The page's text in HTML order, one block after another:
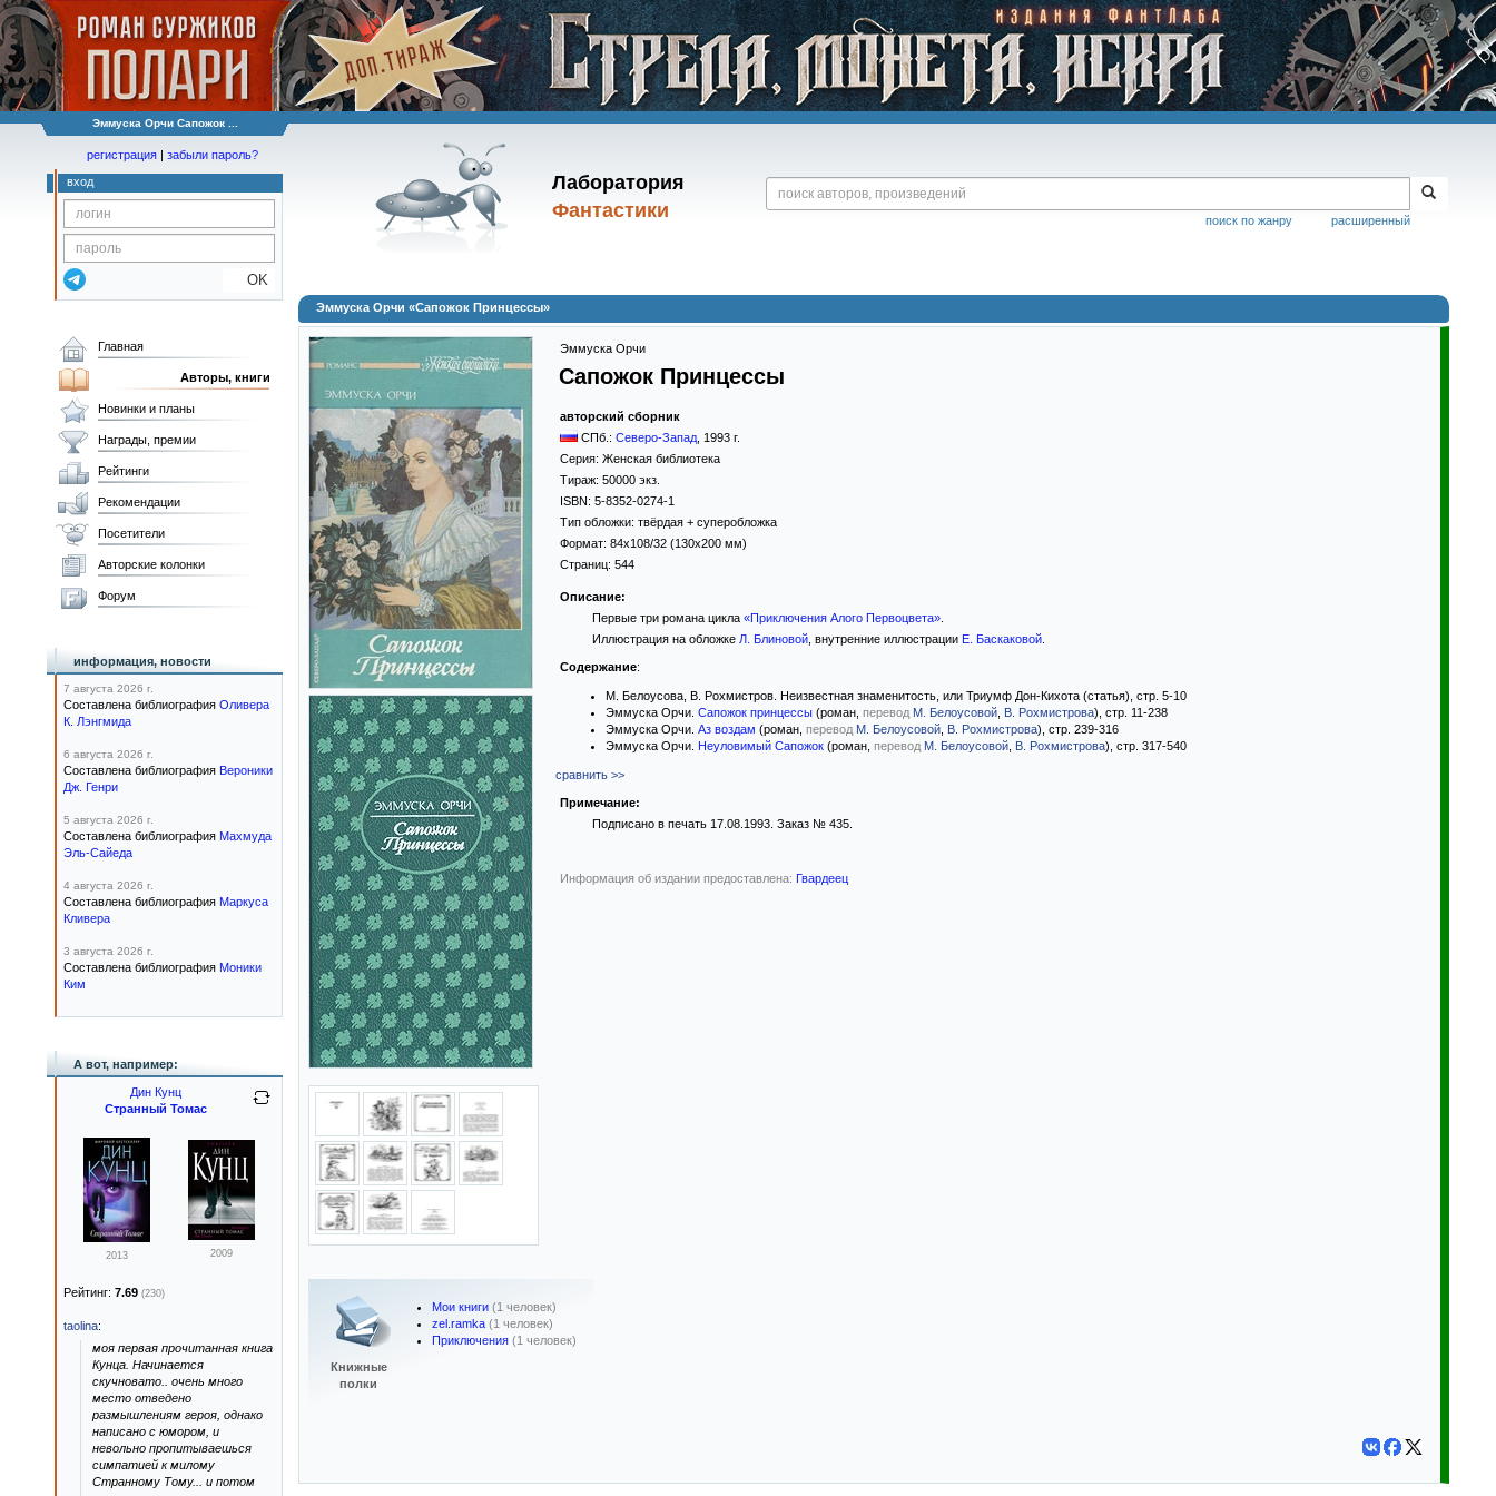
Эммуска Орчи Сапожок ...
Лаборатория
Фантастики
расширенный
поиск по жанру
регистрация | забыли пароль?
вход
OK
Эммуска Орчи «Сапожок Принцессы»
Эммуска Орчи
Сапожок Принцессы
авторский сборник
СПб.: Северо-Запад 1993 г.
Серия: Женская библиотека
Тираж: 50000 экз.
ISBN: 5-8352-0274-1
Тип обложки: твёрдая + суперобложка
Формат: 84x108/32 (130x200 мм)
Страниц: 544
Описание:
Первые три романа цикла «Приключения Алого Первоцвета».
Иллюстрация на обложке Л. Блиновой, внутренние иллюстрации Е. Баскаковой.
Содержание:
М. Белоусова, В. Рохмистров. Неизвестная знаменитость, или Триумф Дон-Кихота (статья), стр. 5-10
Эммуска Орчи. Сапожок принцессы (роман, перевод М. Белоусовой В. Рохмистрова), стр. 11-238
Эммуска Орчи. Аз воздам (роман, перевод М. Белоусовой В. Рохмистрова), стр. 239-316
Эммуска Орчи. Неуловимый Сапожок (роман, перевод М. Белоусовой В. Рохмистрова), стр. 317-540
сравнить >>
Примечание:
Подписано в печать 17.08.1993. Заказ № 435.
Информация об издании предоставлена: Гвардеец
Книжные
полки
Мои книги (1 человек)
zel.ramka (1 человек)
Приключения (1 человек)
Главная
Авторы, книги
Новинки и планы
Награды, премии
Рейтинги
Рекомендации
Посетители
Авторские колонки
Форум
информация, новости
7 августа 2026 г.
Составлена библиография Оливера
К. Лэнгмида
6 августа 2026 г.
Составлена библиография Вероники
Дж. Генри
5 августа 2026 г.
Составлена библиография Махмуда
Эль-Сайеда
4 августа 2026 г.
Составлена библиография Маркуса
Кливера
3 августа 2026 г.
Составлена библиография Моники
Ким
А вот, например:
Дин Кунц
Странный Томас
2013 2009
Рейтинг: 7.69 (230)
taolina:
моя первая прочитанная книга
Кунца. Начинается
скучновато.. очень много
место отведено
размышлениям героя, однако
написано с юмором, и
невольно пропитываешься
симпатией к милому
Странному Тому... и потом